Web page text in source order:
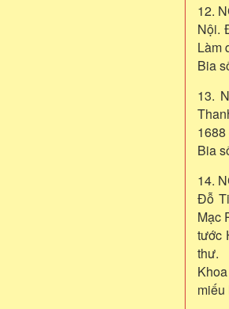
12.
Nội.
Làm
Bia
13.
Bia
14.
Đỗ
Mạc
tước
thư.
miếu